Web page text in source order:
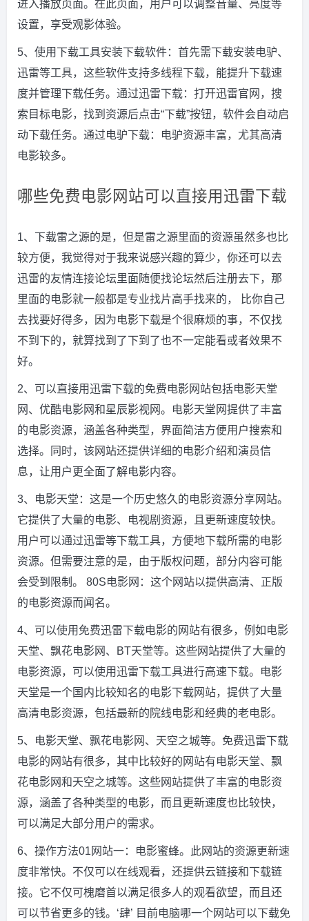
进入播放页面。在此页面，用户可以调整音量、亮度等
设置，享受观影体验。
5、使用下载工具安装下载软件：首先需下载安装电驴、
迅雷等工具，这些软件支持多线程下载，能提升下载速
度并管理下载任务。通过迅雷下载：打开迅雷官网，搜
索目标电影，找到资源后点击“下载”按钮，软件会自动启
动下载任务。通过电驴下载：电驴资源丰富，尤其高清
电影较多。
哪些免费电影网站可以直接用迅雷下载
1、下载雷之源的是，但是雷之源里面的资源虽然多也比
较方便，我觉得对于我来说感兴趣的算少，你还可以去
迅雷的友情连接论坛里面随便找论坛然后注册去下，那
里面的电影就一般都是专业找片高手找来的， 比你自己
去找要好得多，因为电影下载是个很麻烦的事，不仅找
不到下的，就算找到了下到了也不一定能看或者效果不
好。
2、可以直接用迅雷下载的免费电影网站包括电影天堂
网、优酷电影网和星辰影视网。电影天堂网提供了丰富
的电影资源，涵盖各种类型，界面简洁方便用户搜索和
选择。同时，该网站还提供详细的电影介绍和演员信
息，让用户更全面了解电影内容。
3、电影天堂：这是一个历史悠久的电影资源分享网站。
它提供了大量的电影、电视剧资源，且更新速度较快。
用户可以通过迅雷等下载工具，方便地下载所需的电影
资源。但需要注意的是，由于版权问题，部分内容可能
会受到限制。 80S电影网：这个网站以提供高清、正版
的电影资源而闻名。
4、可以使用免费迅雷下载电影的网站有很多，例如电影
天堂、飘花电影网、BT天堂等。这些网站提供了大量的
电影资源，可以使用迅雷下载工具进行高速下载。电影
天堂是一个国内比较知名的电影下载网站，提供了大量
高清电影资源，包括最新的院线电影和经典的老电影。
5、电影天堂、飘花电影网、天空之城等。免费迅雷下载
电影的网站有很多，其中比较好的网站有电影天堂、飘
花电影网和天空之城等。这些网站提供了丰富的电影资
源，涵盖了各种类型的电影，而且更新速度也比较快，
可以满足大部分用户的需求。
6、操作方法01网站一：电影蜜蜂。此网站的资源更新速
度非常快。不仅可以在线观看，还提供云链接和下载链
接。它不仅可槐磨首以满足很多人的观看欲望，而且还
可以节省更多的钱。‘肆’ 目前电脑哪一个网站可以下载免